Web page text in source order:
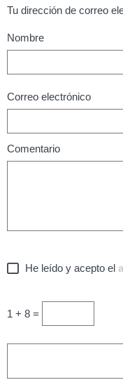
Tu dirección de correo
Nombre
Correo electrónico
Comentario
He leído y acepto el
1 + 8 =